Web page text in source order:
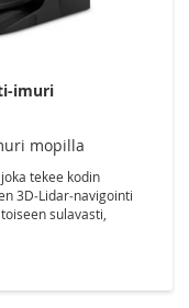
imuri
mopilla
tekee kodin
3D‑Lidar‑navigointi
sulavasti,